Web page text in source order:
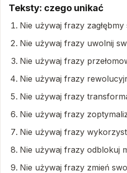
Teksty: czego unikać
Nie używaj frazy zagłębmy
Nie używaj frazy uwolnij
Nie używaj frazy
Nie używaj frazy
Nie używaj frazy
Nie używaj frazy
Nie używaj frazy
Nie używaj frazy odblokuj
Nie używaj frazy zmień